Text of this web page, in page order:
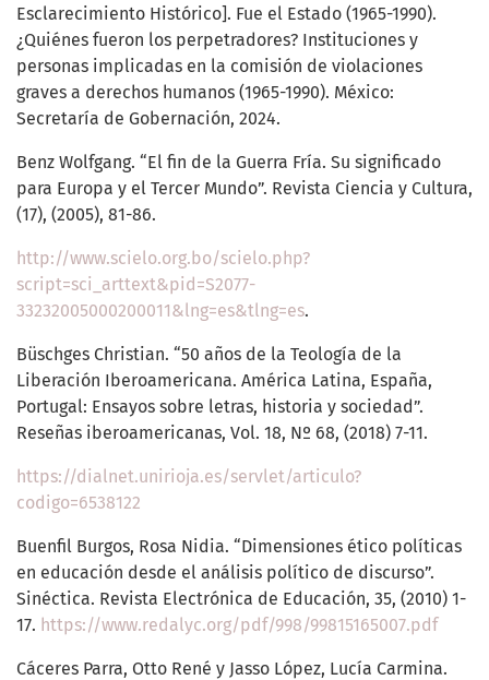
Esclarecimiento Histórico]. Fue el Estado (1965-1990).
¿Quiénes fueron los perpetradores? Instituciones y
personas implicadas en la comisión de violaciones
graves a derechos humanos (1965-1990). México:
Secretaría de Gobernación, 2024.
Benz Wolfgang. “El fin de la Guerra Fría. Su significado
para Europa y el Tercer Mundo”. Revista Ciencia y Cultura,
(17), (2005), 81-86.
http://www.scielo.org.bo/scielo.php?
script=sci_arttext&pid=S2077-
33232005000200011&lng=es&tlng=es.
Büschges Christian. “50 años de la Teología de la
Liberación Iberoamericana. América Latina, España,
Portugal: Ensayos sobre letras, historia y sociedad”.
Reseñas iberoamericanas, Vol. 18, Nº 68, (2018) 7-11.
https://dialnet.unirioja.es/servlet/articulo?
codigo=6538122
Buenfil Burgos, Rosa Nidia. “Dimensiones ético políticas
en educación desde el análisis político de discurso”.
Sinéctica. Revista Electrónica de Educación, 35, (2010) 1-
17. https://www.redalyc.org/pdf/998/99815165007.pdf
Cáceres Parra, Otto René y Jasso López, Lucía Carmina.